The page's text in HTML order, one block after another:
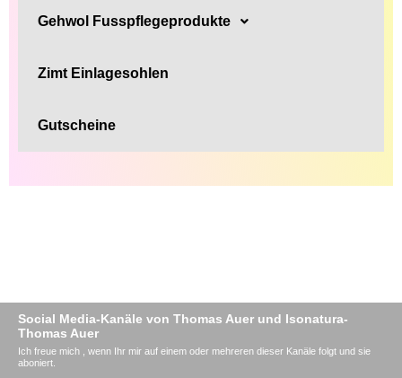
Gehwol Fusspflegeprodukte
Zimt Einlagesohlen
Gutscheine
Social Media-Kanäle von Thomas Auer und Isonatura-
Thomas Auer
Ich freue mich , wenn Ihr mir auf einem oder mehreren dieser Kanäle folgt und sie
aboniert.